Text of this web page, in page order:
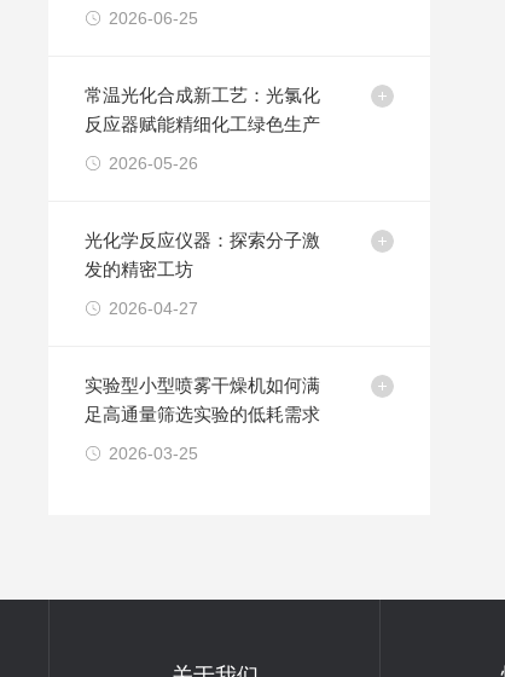
2026-06-25
常温光化合成新工艺：光氯化
反应器赋能精细化工绿色生产
2026-05-26
光化学反应仪器：探索分子激
发的精密工坊
2026-04-27
实验型小型喷雾干燥机如何满
足高通量筛选实验的低耗需求
2026-03-25